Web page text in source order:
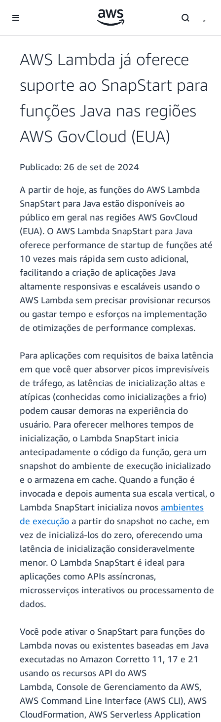
Pular para o conteúdo principal
AWS Lambda já oferece
suporte ao SnapStart para
funções Java nas regiões
AWS GovCloud (EUA)
Publicado: 26 de set de 2024
A partir de hoje, as funções do AWS Lambda
SnapStart para Java estão disponíveis ao
público em geral nas regiões AWS GovCloud
(EUA). O AWS Lambda SnapStart para Java
oferece performance de startup de funções até
10 vezes mais rápida sem custo adicional,
facilitando a criação de aplicações Java
altamente responsivas e escaláveis usando o
AWS Lambda sem precisar provisionar recursos
ou gastar tempo e esforços na implementação
de otimizações de performance complexas.
Para aplicações com requisitos de baixa latência
em que você quer absorver picos imprevisíveis
de tráfego, as latências de inicialização altas e
atípicas (conhecidas como inicializações a frio)
podem causar demoras na experiência do
usuário. Para oferecer melhores tempos de
inicialização, o Lambda SnapStart inicia
antecipadamente o código da função, gera um
snapshot do ambiente de execução inicializado
e o armazena em cache. Quando a função é
invocada e depois aumenta sua escala vertical, o
Lambda SnapStart inicializa novos ambientes
de execução a partir do snapshot no cache, em
vez de inicializá-los do zero, oferecendo uma
latência de inicialização consideravelmente
menor. O Lambda SnapStart é ideal para
aplicações como APIs assíncronas,
microsserviços interativos ou processamento de
dados.
Você pode ativar o SnapStart para funções do
Lambda novas ou existentes baseadas em Java
executadas no Amazon Corretto 11, 17 e 21
usando os recursos API do AWS
Lambda, Console de Gerenciamento da AWS,
AWS Command Line Interface (AWS CLI), AWS
CloudFormation, AWS Serverless Application